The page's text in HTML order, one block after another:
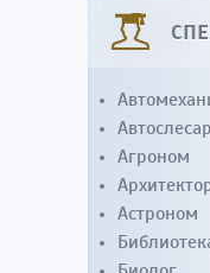
Агроном
Астроном